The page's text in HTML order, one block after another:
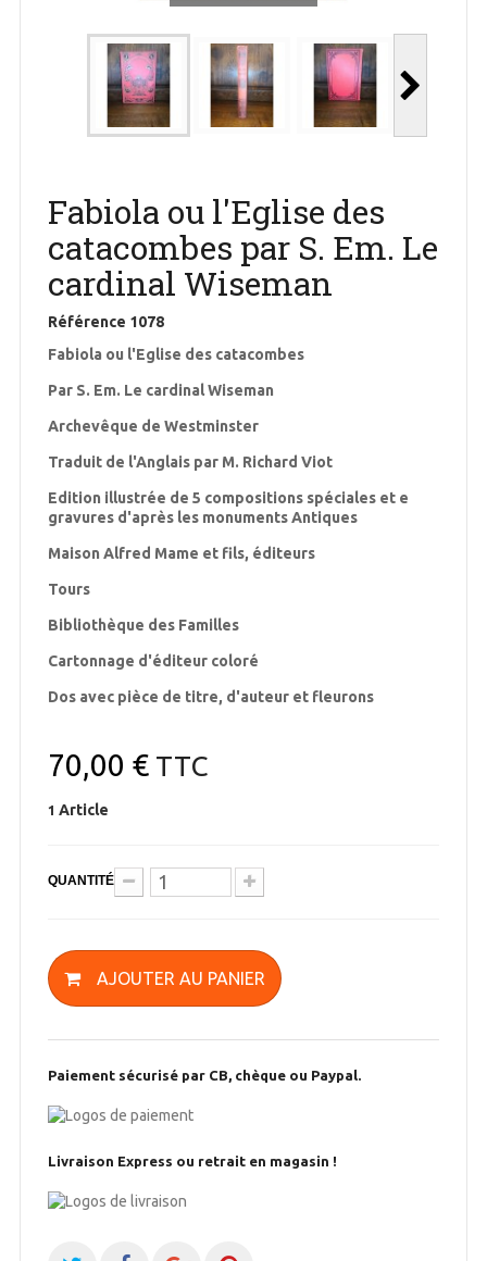
Fabiola ou l'Eglise des
catacombes par S. Em. Le
cardinal Wiseman
Référence 1078
Fabiola ou l'Eglise des catacombes
Par S. Em. Le cardinal Wiseman
Archevêque de Westminster
Traduit de l'Anglais par M. Richard Viot
Edition illustrée de 5 compositions spéciales et e
gravures d'après les monuments Antiques
Maison Alfred Mame et fils, éditeurs
Tours
Bibliothèque des Familles
Cartonnage d'éditeur coloré
Dos avec pièce de titre, d'auteur et fleurons
70,00 €TTC
1 Article
QUANTITÉ
AJOUTER AU PANIER
Paiement sécurisé par CB, chèque ou Paypal.
Livraison Express ou retrait en magasin !